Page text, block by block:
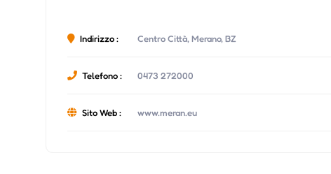
Indirizzo : Centro Città, Merano, BZ
Telefono : 0473 272000
Sito Web : www.meran.eu